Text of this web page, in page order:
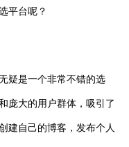
平台呢？
疑是一个非常不错的选
庞大的用户群体，吸引了
建自己的博客，发布个人